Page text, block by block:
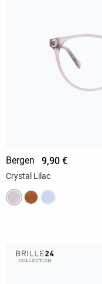
Bergen 9,90 €
Crystal Lilac